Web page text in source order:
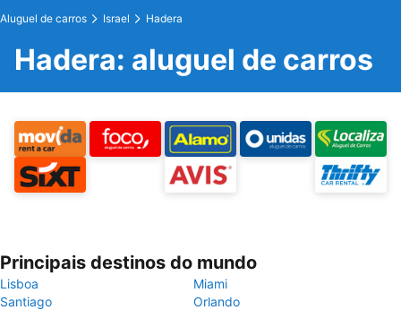
Aluguel de carros Israel Hadera
Hadera: aluguel de carros
Principais destinos do mundo
Lisboa
Miami
Santiago
Orlando